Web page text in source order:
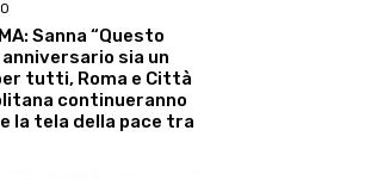
Sanna “Questo
sia un
tutti, Roma e Città
continueranno
la tela della pace tra